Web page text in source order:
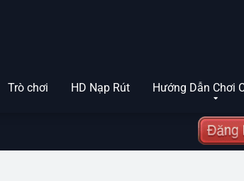
Trò chơi HD Nạp Rút Hướng Dẫn Chơi